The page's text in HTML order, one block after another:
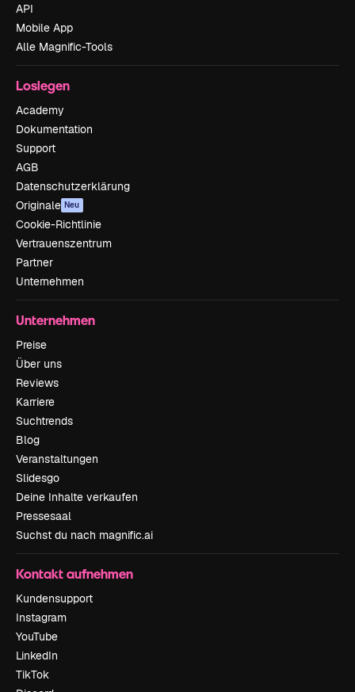
API
Mobile App
Alle Magnific-Tools
Loslegen
Academy
Dokumentation
Support
AGB
Datenschutzerklärung
Originale Neu
Cookie-Richtlinie
Vertrauenszentrum
Partner
Unternehmen
Unternehmen
Preise
Über uns
Reviews
Karriere
Suchtrends
Blog
Veranstaltungen
Slidesgo
Deine Inhalte verkaufen
Pressesaal
Suchst du nach magnific.ai
Kontakt aufnehmen
Kundensupport
Instagram
YouTube
LinkedIn
TikTok